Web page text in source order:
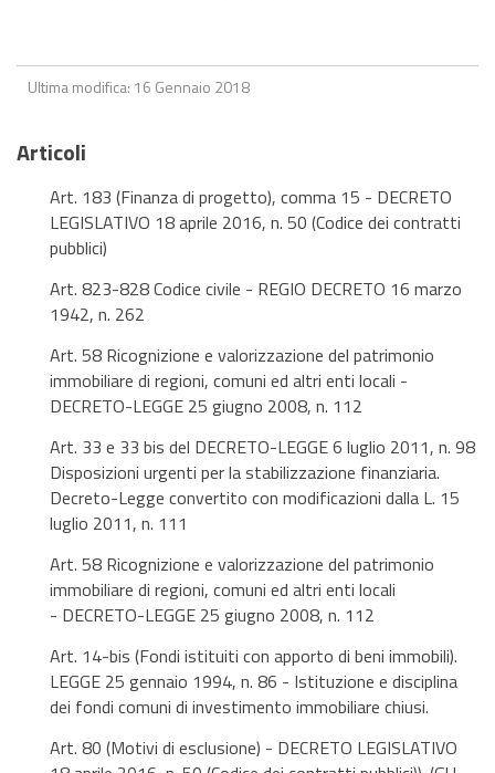
Ultima modifica: 16 Gennaio 2018
Articoli
Art. 183 (Finanza di progetto), comma 15 - DECRETO
LEGISLATIVO 18 aprile 2016, n. 50 (Codice dei contratti
pubblici)
Art. 823-828 Codice civile - REGIO DECRETO 16 marzo
1942, n. 262
Art. 58 Ricognizione e valorizzazione del patrimonio
immobiliare di regioni, comuni ed altri enti locali -
DECRETO-LEGGE 25 giugno 2008, n. 112
Art. 33 e 33 bis del DECRETO-LEGGE 6 luglio 2011, n. 98
Disposizioni urgenti per la stabilizzazione finanziaria.
Decreto-Legge convertito con modificazioni dalla L. 15
luglio 2011, n. 111
Art. 58 Ricognizione e valorizzazione del patrimonio
immobiliare di regioni, comuni ed altri enti locali
- DECRETO-LEGGE 25 giugno 2008, n. 112
Art. 14-bis (Fondi istituiti con apporto di beni immobili).
LEGGE 25 gennaio 1994, n. 86 - Istituzione e disciplina
dei fondi comuni di investimento immobiliare chiusi.
Art. 80 (Motivi di esclusione) - DECRETO LEGISLATIVO